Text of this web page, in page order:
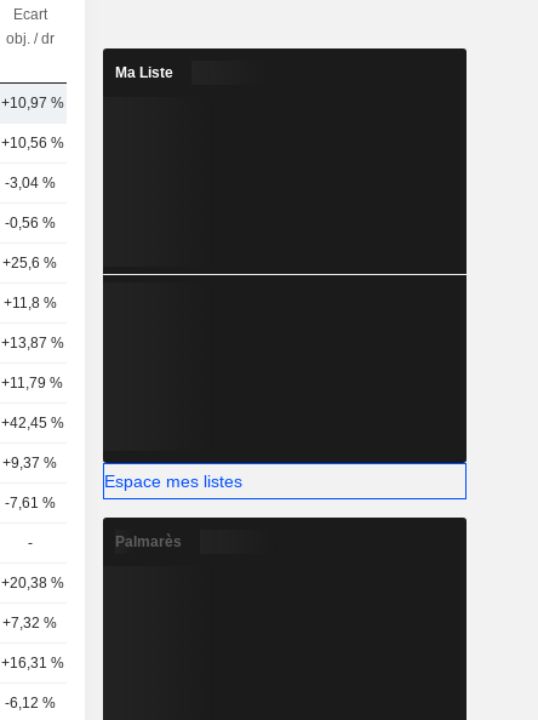
Ecart
obj. / dr
+10,97 %
+10,56 %
-3,04 %
-0,56 %
+25,6 %
+11,8 %
+13,87 %
+11,79 %
+42,45 %
+9,37 % 6
-7,61 % 11
-
+20,38 %
+7,32 %
+16,31 %
-6,12 %
Ma Liste
Espace mes listes
Palmarès